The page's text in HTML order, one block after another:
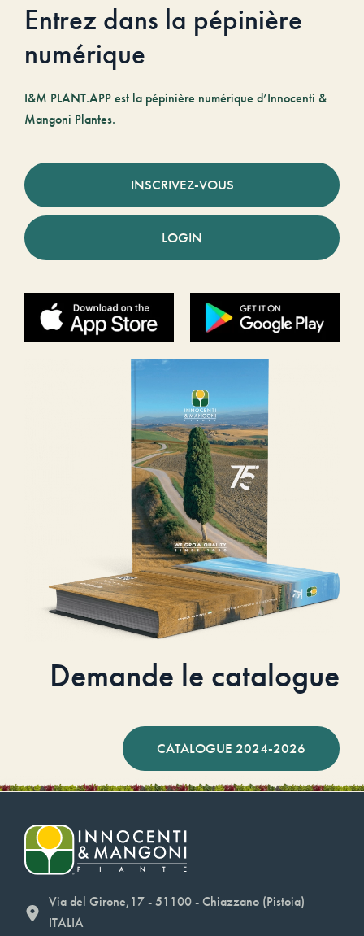
Entrez dans la pépinière
numérique
I&M PLANT.APP est la pépinière numérique d’Innocenti &
Mangoni Plantes.
INSCRIVEZ-VOUS
LOGIN
Demande le catalogue
CATALOGUE 2024-2026
Via del Girone,17 - 51100 - Chiazzano (Pistoia)
ITALIA